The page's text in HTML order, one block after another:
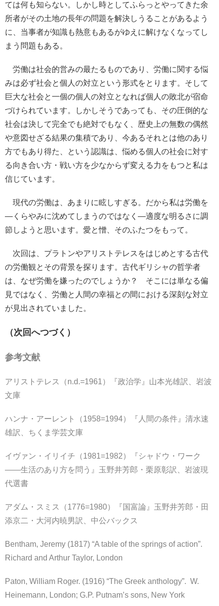
ては何も知らない。しかし時としてふらっとやってきた余
所者がその土地の長年の問題を解決しうることがあるよう
に、当事者が知識も熱意もあるがゆえに解けなくなってし
まう問題もある。
労働は社会的営みの最たるものであり、労働に関する悩
みは必ず社会と個人の対立という形式をとります。そして
巨大な社会と一個の個人の対立となれば個人の敗北が宿命
づけられています。しかしそうであっても、その圧倒的な
社会は決して完全でも絶対でもなく、歴史上の無数の偶然
や意図せざる結果の集積であり、今あるそれとは他のあり
方でもあり得た、という認識は、悩める個人の社会に対す
る向き合い方・戦い方を少なからず変える力をもつと私は
信じています。
現代の労働は、あまりに眩しすぎる。だから私は労働を
―くらやみに沈めてしまうのではなく―適度な明るさに調
節しようと思います。愛と憎、そのふたつをもって。
次回は、プラトンやアリストテレスをはじめとする古代
の労働観とその背景を探ります。古代ギリシャの哲学者
は、なぜ労働を嫌ったのでしょうか？ そこには単なる偏
見ではなく、労働と人間の幸福との間における深刻な対立
が見出されていました。
（次回へつづく）
参考文献
アリストテレス（n.d.=1961）『政治学』山本光雄訳、岩波
文庫
ハンナ・アーレント（1958=1994）『人間の条件』清水速
雄訳、ちくま学芸文庫
イヴァン・イリイチ（1981=1982）『シャドウ・ワーク
――生活のあり方を問う』玉野井芳郎・栗原彰訳、岩波現
代選書
アダム・スミス（1776=1980）『国富論』玉野井芳郎・田
添京二・大河内暁男訳、中公バックス
Bentham, Jeremy (1817) “A table of the springs of action”.
Richard and Arthur Taylor, London
Paton, William Roger. (1916) “The Greek anthology”. W.
Heinemann, London; G.P. Putnam’s sons, New York